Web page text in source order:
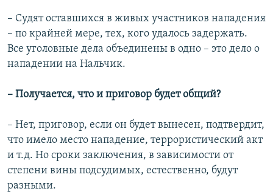
– Судят оставшихся в живых участников нападения
– по крайней мере, тех, кого удалось задержать.
Все уголовные дела объединены в одно – это дело о
нападении на Нальчик.
– Получается, что и приговор будет общий?
– Нет, приговор, если он будет вынесен, подтвердит,
что имело место нападение, террористический акт
и т.д. Но сроки заключения, в зависимости от
степени вины подсудимых, естественно, будут
разными.